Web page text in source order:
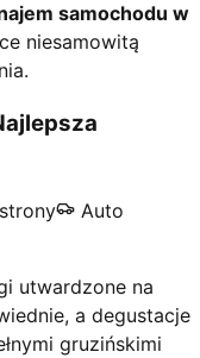
samochodu w
niesamowitą
Auto
utwardzone na
a degustacje
gruzińskimi